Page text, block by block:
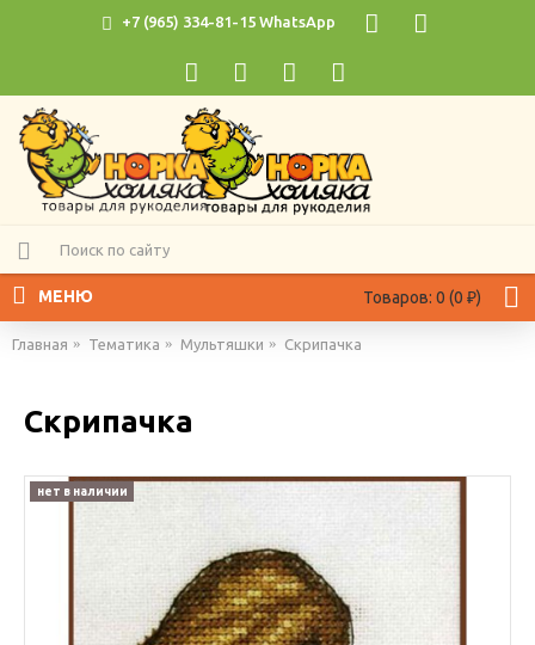
+7 (965) 334-81-15 WhatsApp
Товаров: 0 (0 ₽)
МЕНЮ
Главная Тематика Мультяшки Скрипачка
Скрипачка
нет в наличии